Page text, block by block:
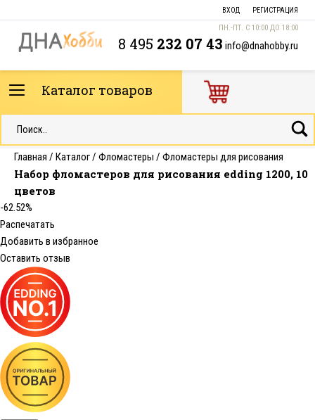
ВХОД РЕГИСТРАЦИЯ
ПН.-ПТ. С 10:00 ДО 18:00
8 495 232 07 43 info@dnahobby.ru
Каталог товаров
Главная / Каталог/ Фломастеры / Фломастеры для рисования
Набор фломастеров для рисования edding 1200, 10
цветов
-62.52%
Распечатать
Добавить в избранное
Оставить отзыв